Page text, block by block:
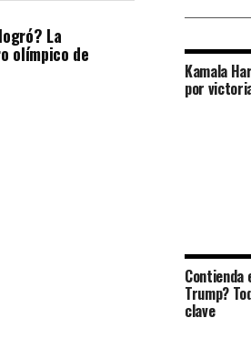
La
olímpico de
Kamala
por
Contienda
Trump?
clave